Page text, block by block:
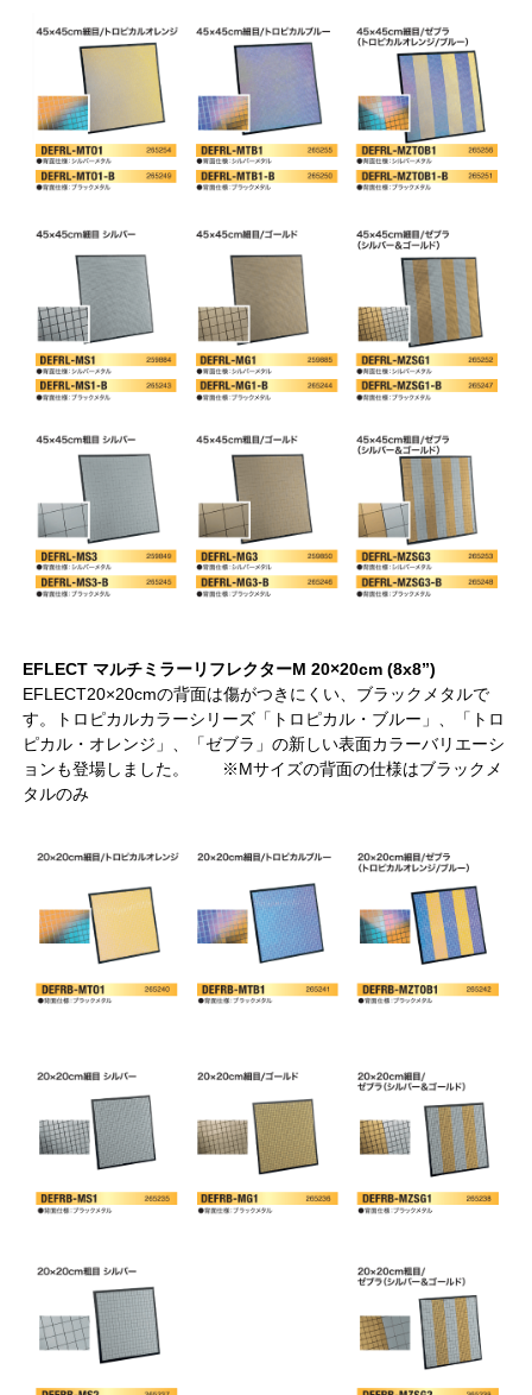
EFLECT マルチミラーリフレクターM 20×20cm (8x8”)
EFLECT20×20cmの背面は傷がつきにくい、ブラックメタルで
す。トロピカルカラーシリーズ「トロピカル・ブルー」、「トロ
ピカル・オレンジ」、「ゼブラ」の新しい表面カラーバリエーシ
ョンも登場しました。 ※Mサイズの背面の仕様はブラックメ
タルのみ